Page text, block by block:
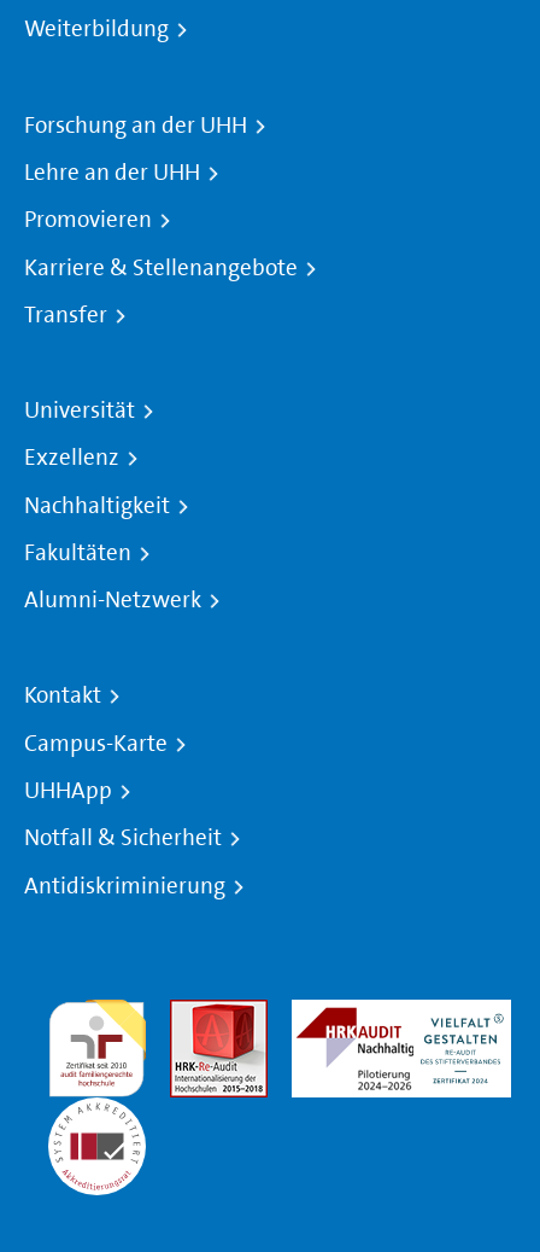
Weiterbildung
Forschung an der UHH
Lehre an der UHH
Promovieren
Karriere & Stellenangebote
Transfer
Universität
Exzellenz
Nachhaltigkeit
Fakultäten
Alumni-Netzwerk
Kontakt
Campus-Karte
UHHApp
Notfall & Sicherheit
Antidiskriminierung